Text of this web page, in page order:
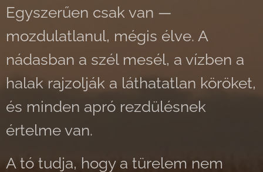
Egyszerűen csak van —
mozdulatlanul, mégis élve. A
nádasban a szél mesél, a vízben a
halak rajzolják a láthatatlan köröket,
és minden apró rezdülésnek
értelme van.
A tó tudja, hogy a türelem nem